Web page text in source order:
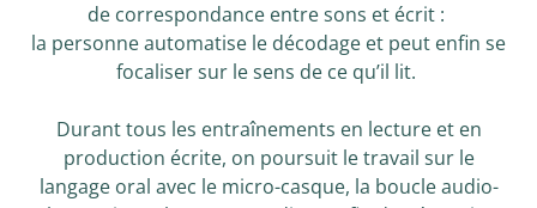
de correspondance entre sons et écrit :
la personne automatise le décodage et peut enfin se
focaliser sur le sens de ce qu’il lit.
Durant tous les entraînements en lecture et en
production écrite, on poursuit le travail sur le
langage oral avec le micro-casque, la boucle audio-